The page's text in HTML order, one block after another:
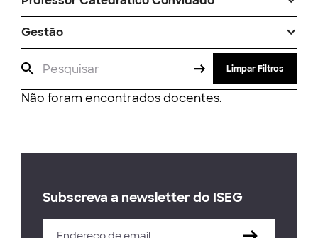
Gestão
Limpar Filtros
Não foram encontrados docentes.
Subscreva a newsletter do ISEG